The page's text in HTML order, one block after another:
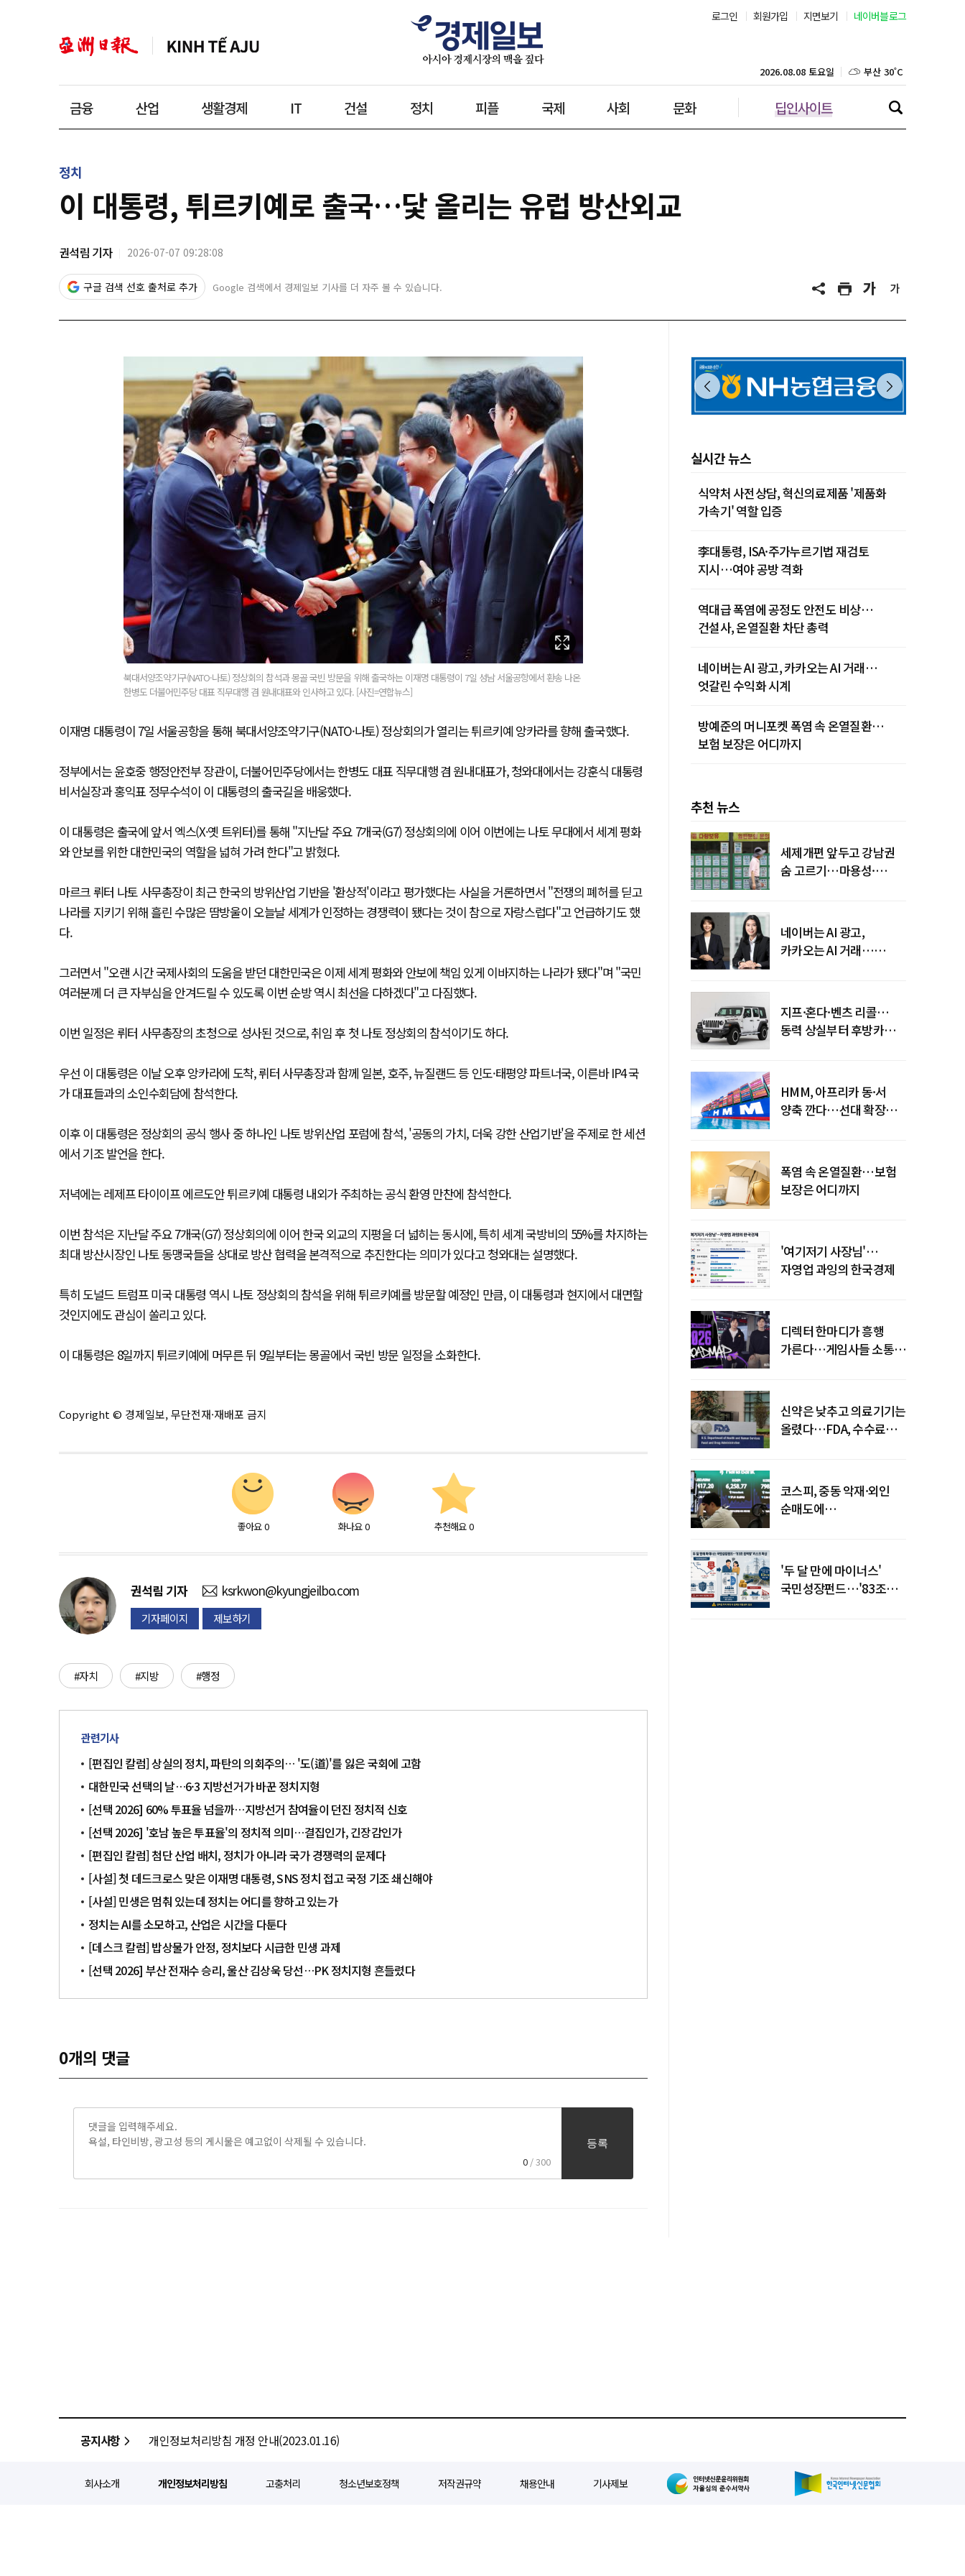
로그인 회원가입 지면보기 네이버블로그
금융 산업 생활경제 IT 건설 정치 피플 국제 사회 문화 딥인사이트
2026.08.08 토요일 부산 30˚C
대구 33˚C
강릉 23˚C
제주 30˚C
정치
이 대통령, 튀르키예로 출국…닻 올리는 유럽 방산외교
권석림 기자 2026-07-07 09:28:08
구글 검색 선호 출처로 추가 Google 검색에서 경제일보 기사를 더 자주 볼 수 있습니다.
북대서양조약기구(NATO·나토) 정상회의 참석과 몽골 국빈 방문을 위해 출국하는 이재명 대통령이 7일 성남 서울공항에서 환송 나온
한병도 더불어민주당 대표 직무대행 겸 원내대표와 인사하고 있다. [사진=연합뉴스]
이재명 대통령이 7일 서울공항을 통해 북대서양조약기구(NATO·나토) 정상회의가 열리는 튀르키예 앙카라를 향해 출국했다.
정부에서는 윤호중 행정안전부 장관이, 더불어민주당에서는 한병도 대표 직무대행 겸 원내대표가, 청와대에서는 강훈식 대통령
비서실장과 홍익표 정무수석이 이 대통령의 출국길을 배웅했다.
이 대통령은 출국에 앞서 엑스(X·옛 트위터)를 통해 "지난달 주요 7개국(G7) 정상회의에 이어 이번에는 나토 무대에서 세계 평화
와 안보를 위한 대한민국의 역할을 넓혀 가려 한다"고 밝혔다.
마르크 뤼터 나토 사무총장이 최근 한국의 방위산업 기반을 '환상적'이라고 평가했다는 사실을 거론하면서 "전쟁의 폐허를 딛고
나라를 지키기 위해 흘린 수많은 땀방울이 오늘날 세계가 인정하는 경쟁력이 됐다는 것이 참으로 자랑스럽다"고 언급하기도 했
다.
그러면서 "오랜 시간 국제사회의 도움을 받던 대한민국은 이제 세계 평화와 안보에 책임 있게 이바지하는 나라가 됐다"며 "국민
여러분께 더 큰 자부심을 안겨드릴 수 있도록 이번 순방 역시 최선을 다하겠다"고 다짐했다.
이번 일정은 뤼터 사무총장의 초청으로 성사된 것으로, 취임 후 첫 나토 정상회의 참석이기도 하다.
우선 이 대통령은 이날 오후 앙카라에 도착, 뤼터 사무총장과 함께 일본, 호주, 뉴질랜드 등 인도·태평양 파트너국, 이른바 IP4 국
가 대표들과의 소인수회담에 참석한다.
이후 이 대통령은 정상회의 공식 행사 중 하나인 나토 방위산업 포럼에 참석, '공동의 가치, 더욱 강한 산업기반'을 주제로 한 세션
에서 기조 발언을 한다.
저녁에는 레제프 타이이프 에르도안 튀르키예 대통령 내외가 주최하는 공식 환영 만찬에 참석한다.
이번 참석은 지난달 주요 7개국(G7) 정상회의에 이어 한국 외교의 지평을 더 넓히는 동시에, 특히 세계 국방비의 55%를 차지하는
최대 방산시장인 나토 동맹국들을 상대로 방산 협력을 본격적으로 추진한다는 의미가 있다고 청와대는 설명했다.
특히 도널드 트럼프 미국 대통령 역시 나토 정상회의 참석을 위해 튀르키예를 방문할 예정인 만큼, 이 대통령과 현지에서 대면할
것인지에도 관심이 쏠리고 있다.
이 대통령은 8일까지 튀르키예에 머무른 뒤 9일부터는 몽골에서 국빈 방문 일정을 소화한다.
Copyright © 경제일보, 무단전재·재배포 금지
좋아요 0 화나요 0 추천해요 0
권석림 기자 ksrkwon@kyungjeilbo.com
기자페이지 제보하기
#자치 #지방 #행정
관련기사
[편집인 칼럼] 상실의 정치, 파탄의 의회주의… '도(道)'를 잃은 국회에 고함
대한민국 선택의 날…6·3 지방선거가 바꾼 정치지형
[선택 2026] 60% 투표율 넘을까…지방선거 참여율이 던진 정치적 신호
[선택 2026] '호남 높은 투표율'의 정치적 의미…결집인가, 긴장감인가
[편집인 칼럼] 첨단 산업 배치, 정치가 아니라 국가 경쟁력의 문제다
[사설] 첫 데드크로스 맞은 이재명 대통령, SNS 정치 접고 국정 기조 쇄신해야
[사설] 민생은 멈춰 있는데 정치는 어디를 향하고 있는가
정치는 AI를 소모하고, 산업은 시간을 다툰다
[데스크 칼럼] 밥상물가 안정, 정치보다 시급한 민생 과제
[선택 2026] 부산 전재수 승리, 울산 김상욱 당선…PK 정치지형 흔들렸다
0개의 댓글
0 / 300
등록
실시간 뉴스
식약처 사전상담, 혁신의료제품 '제품화
가속기' 역할 입증
李대통령, ISA·주가누르기법 재검토
지시…여야 공방 격화
역대급 폭염에 공정도 안전도 비상…
건설사, 온열질환 차단 총력
네이버는 AI 광고, 카카오는 AI 거래…
엇갈린 수익화 시계
방예준의 머니포켓 폭염 속 온열질환…
보험 보장은 어디까지
추천 뉴스
세제개편 앞두고 강남권
숨 고르기…마용성·
네이버는 AI 광고,
카카오는 AI 거래…
지프·혼다·벤츠 리콜…
동력 상실부터 후방카메라
HMM, 아프리카 동·서
양축 깐다…선대 확장
폭염 속 온열질환…보험
보장은 어디까지
'여기저기 사장님'…
자영업 과잉의 한국경제
디렉터 한마디가 흥행
가른다…게임사들 소통
신약은 낮추고 의료기기는
올렸다…FDA, 수수료
코스피, 중동 악재·외인
순매도에
'두 달 만에 마이너스'
국민성장펀드…'83조
공지사항 개인정보처리방침 개정 안내(2023.01.16)
회사소개 개인정보처리방침 고충처리 청소년보호정책 저작권규약 채용안내 기사제보